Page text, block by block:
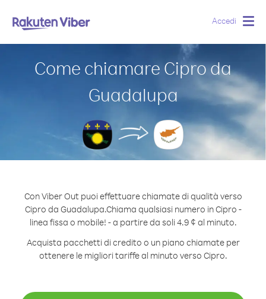
Accedi
Come chiamare Cipro da
Guadalupa
Con Viber Out puoi effettuare chiamate di qualità verso
Cipro da Guadalupa.Chiama qualsiasi numero in Cipro -
linea fissa o mobile! - a partire da soli 4.9 ¢ al minuto.
Acquista pacchetti di credito o un piano chiamate per
ottenere le migliori tariffe al minuto verso Cipro.